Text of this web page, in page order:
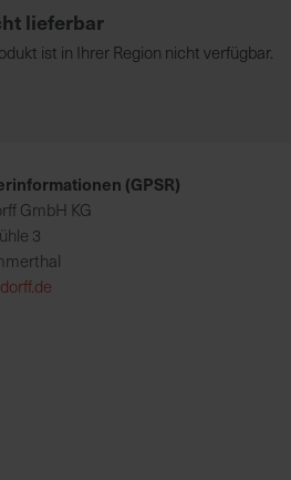
lieferbar
ist in Ihrer Region nicht verfügbar.
(GPSR)
GmbH KG
3